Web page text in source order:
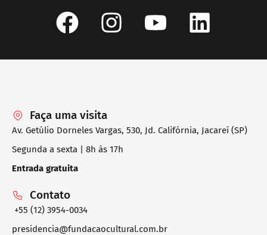
Faça uma visita
Av. Getúlio Dorneles Vargas, 530, Jd. Califórnia, Jacareí (SP)
Segunda a sexta | 8h às 17h
Entrada gratuita
Contato
+55 (12) 3954-0034
presidencia@fundacaocultural.com.br